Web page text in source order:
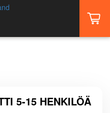
5-15 HENKILÖÄ